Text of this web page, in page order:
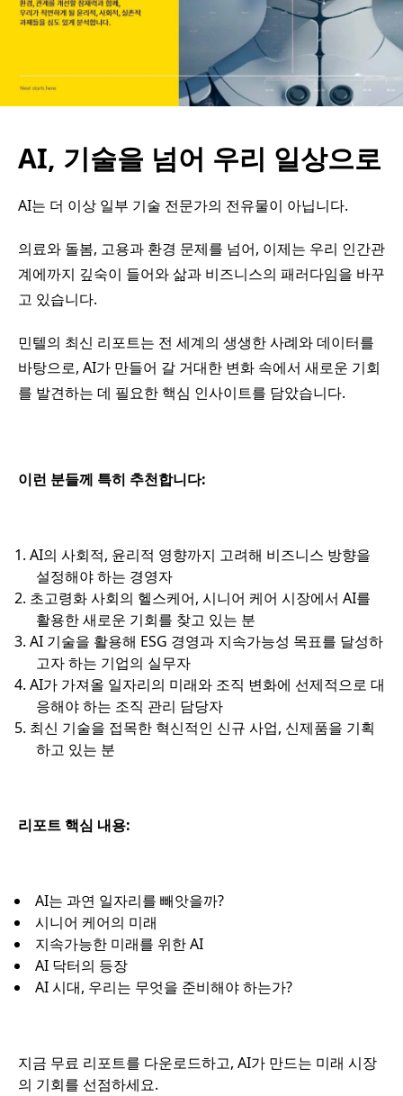
AI, 기술을 넘어 우리 일상으로
AI는 더 이상 일부 기술 전문가의 전유물이 아닙니다.
의료와 돌봄, 고용과 환경 문제를 넘어, 이제는 우리 인간관
계에까지 깊숙이 들어와 삶과 비즈니스의 패러다임을 바꾸
고 있습니다.
민텔의 최신 리포트는 전 세계의 생생한 사례와 데이터를
바탕으로, AI가 만들어 갈 거대한 변화 속에서 새로운 기회
를 발견하는 데 필요한 핵심 인사이트를 담았습니다.
이런 분들께 특히 추천합니다:
AI의 사회적, 윤리적 영향까지 고려해 비즈니스 방향을
설정해야 하는 경영자
초고령화 사회의 헬스케어, 시니어 케어 시장에서 AI를
활용한 새로운 기회를 찾고 있는 분
AI 기술을 활용해 ESG 경영과 지속가능성 목표를 달성하
고자 하는 기업의 실무자
AI가 가져올 일자리의 미래와 조직 변화에 선제적으로 대
응해야 하는 조직 관리 담당자
최신 기술을 접목한 혁신적인 신규 사업, 신제품을 기획
하고 있는 분
리포트 핵심 내용:
AI는 과연 일자리를 빼앗을까?
시니어 케어의 미래
지속가능한 미래를 위한 AI
AI 닥터의 등장
AI 시대, 우리는 무엇을 준비해야 하는가?
지금 무료 리포트를 다운로드하고, AI가 만드는 미래 시장
의 기회를 선점하세요.